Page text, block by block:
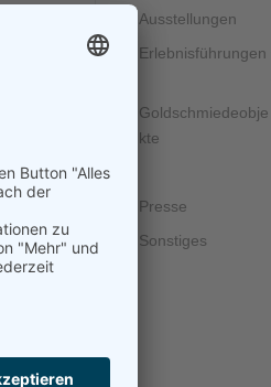
Ausstellungen
Erlebnisführungen
Goldschmiedeobje
kte
Presse
Sonstiges